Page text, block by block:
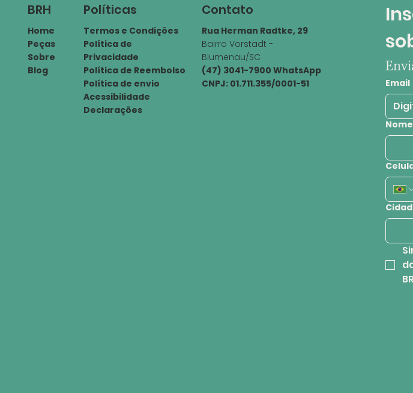
BRH
Home
Peças
Sobre
Blog
Políticas
Termos e Condições
Política de
Privacidade
Política de Reembolso
Política de envio
Acessibilidade
Declarações
Contato
Rua Herman Radtke, 29
Bairro Vorstadt -
Blumenau/SC
(47) 3041-7900 WhatsApp
CNPJ: 01.711.355/0001-51
Email